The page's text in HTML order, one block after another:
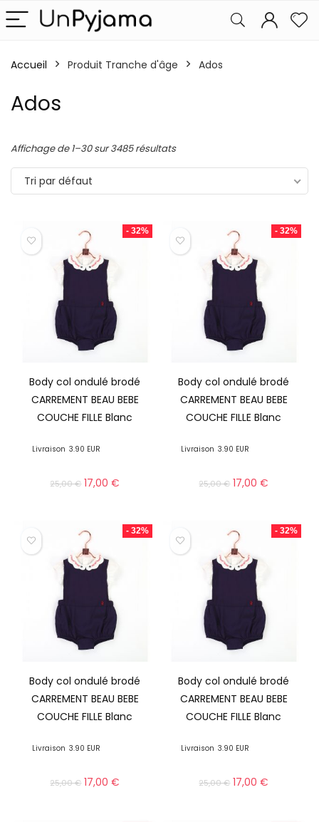
Accueil Produit Tranche d'âge Ados
Ados
Affichage de 1–30 sur 3485 résultats
Tri par défaut
- 32%
Body col ondulé brodé
CARREMENT BEAU BEBE
COUCHE FILLE Blanc
Livraison 3.90 EUR
25,00€ 17,00€
- 32%
Body col ondulé brodé
CARREMENT BEAU BEBE
COUCHE FILLE Blanc
Livraison 3.90 EUR
25,00€ 17,00€
- 32%
Body col ondulé brodé
CARREMENT BEAU BEBE
COUCHE FILLE Blanc
Livraison 3.90 EUR
25,00€ 17,00€
- 32%
Body col ondulé brodé
CARREMENT BEAU BEBE
COUCHE FILLE Blanc
Livraison 3.90 EUR
25,00€ 17,00€